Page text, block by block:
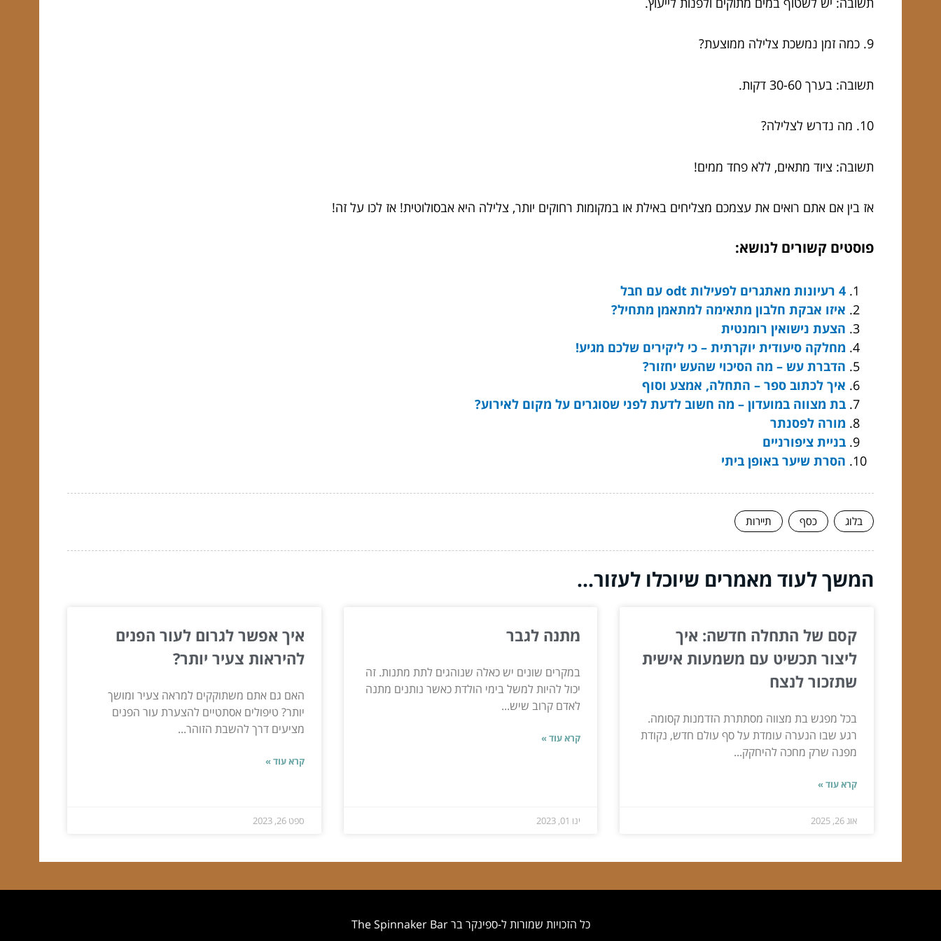
9. כמה זמן נמשכת צלילה ממוצעת?
תשובה: בערך 30-60 דקות.
10. מה נדרש לצלילה?
תשובה: ציוד מתאים, ללא פחד ממים!
אז בין אם אתם רואים את עצמכם מצליחים באילת או במקומות רחוקים יותר, צלילה היא אבסולוטית! אז לכו על זה!
פוסטים קשורים לנושא:
4 רעיונות מאתגרים לפעילות odt עם חבל
איזו אבקת חלבון מתאימה למתאמן מתחיל?
הצעת נישואין רומנטית
מחלקה סיעודית יוקרתית – כי ליקירים שלכם מגיע!
הדברת עש – מה הסיכוי שהעש יחזור?
איך לכתוב ספר – התחלה, אמצע וסוף
בת מצווה במועדון – מה חשוב לדעת לפני שסוגרים על מקום לאירוע?
מורה לפסנתר
בניית ציפורניים
הסרת שיער באופן ביתי
בלוג כסף תיירות
המשך לעוד מאמרים שיוכלו לעזור...
קסם של התחלה חדשה: איך
ליצור תכשיט עם משמעות אישית
שתזכור לנצח
בכל מפגש בת מצווה מסתתרת הזדמנות קסומה.
רגע שבו הנערה עומדת על סף עולם חדש, נקודת
מפנה שרק מחכה להיחקק...
קרא עוד »
אוג 26, 2025
מתנה לגבר
במקרים שונים יש כאלה שנוהגים לתת מתנות. זה
יכול להיות למשל בימי הולדת כאשר נותנים מתנה
לאדם קרוב שיש...
קרא עוד »
ינו 01, 2023
איך אפשר לגרום לעור הפנים
להיראות צעיר יותר?
האם גם אתם משתוקקים למראה צעיר ומושך
יותר? טיפולים אסתטיים להצערת עור הפנים
מציעים דרך להשבת הזוהר...
קרא עוד »
ספט 26, 2023
כל הזכויות שמורות ל-ספינקר בר The Spinnaker Bar